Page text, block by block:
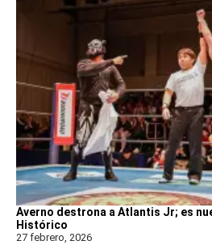
Averno destrona a Atlantis Jr; es
Histórico
27 febrero, 2026